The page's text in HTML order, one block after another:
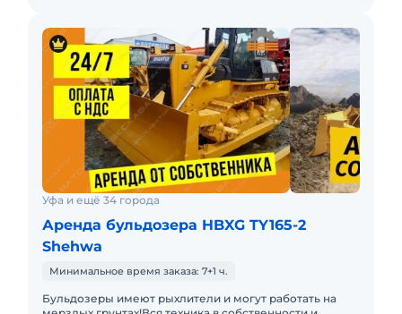
Уфа и ещё 34 города
Аренда бульдозера HBXG TY165-2
Shehwa
Минимальное время заказа: 7+1 ч.
Бульдозеры имеют рыхлители и могут работать на